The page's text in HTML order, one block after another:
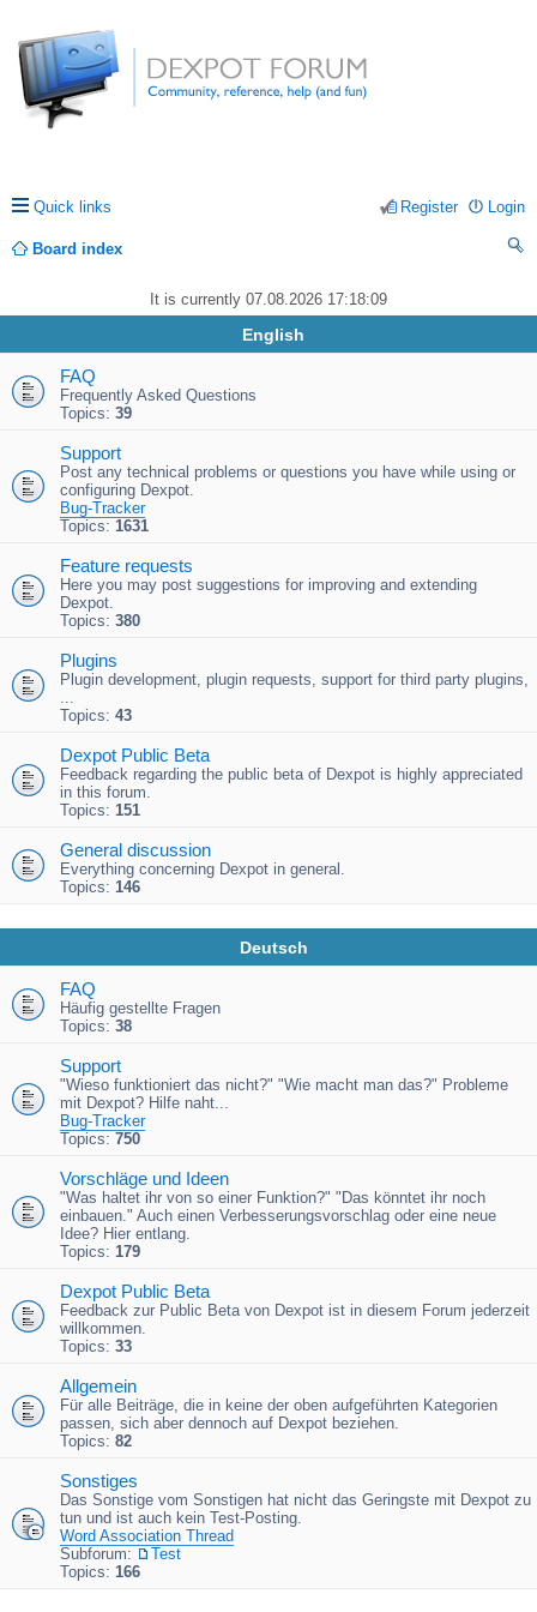
Quick links Login
Register
Board index
rc
h
It is currently 07.08.2026 17:18:09
English
FAQ
Frequently Asked Questions
Topics: 39
Support
Post any technical problems or questions you have while using or
configuring Dexpot.
Bug-Tracker
Topics: 1631
Feature requests
Here you may post suggestions for improving and extending
Dexpot.
Topics: 380
Plugins
Plugin development, plugin requests, support for third party plugins,
...
Topics: 43
Dexpot Public Beta
Feedback regarding the public beta of Dexpot is highly appreciated
in this forum.
Topics: 151
General discussion
Everything concerning Dexpot in general.
Topics: 146
Deutsch
FAQ
Häufig gestellte Fragen
Topics: 38
Support
"Wieso funktioniert das nicht?" "Wie macht man das?" Probleme
mit Dexpot? Hilfe naht...
Bug-Tracker
Topics: 750
Vorschläge und Ideen
"Was haltet ihr von so einer Funktion?" "Das könntet ihr noch
einbauen." Auch einen Verbesserungsvorschlag oder eine neue
Idee? Hier entlang.
Topics: 179
Dexpot Public Beta
Feedback zur Public Beta von Dexpot ist in diesem Forum jederzeit
willkommen.
Topics: 33
Allgemein
Für alle Beiträge, die in keine der oben aufgeführten Kategorien
passen, sich aber dennoch auf Dexpot beziehen.
Topics: 82
Sonstiges
Das Sonstige vom Sonstigen hat nicht das Geringste mit Dexpot zu
tun und ist auch kein Test-Posting.
Word Association Thread
Subforum:
Test
Topics: 166